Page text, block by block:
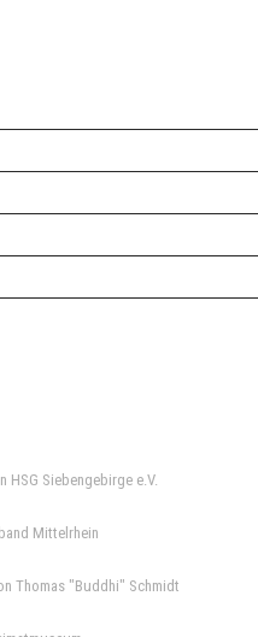
HSG Siebengebirge e.V.
Mittelrhein
Thomas "Buddhi" Schmidt